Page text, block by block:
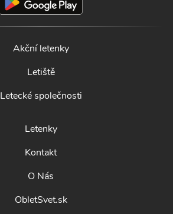
Akční letenky
Letiště
Letecké společnosti
Letenky
Kontakt
O Nás
ObletSvet.sk